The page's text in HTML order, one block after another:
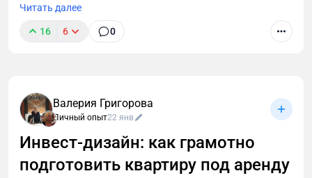
Читать далее
16 6 0
Валерия Григорова
Личный опыт22 янв
Инвест‑дизайн: как грамотно
подготовить квартиру под аренду